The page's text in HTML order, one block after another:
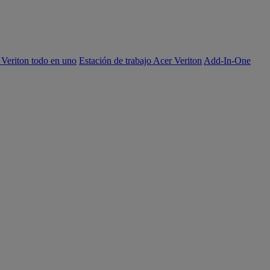
todo en uno Estación de trabajo Acer Veriton Add-In-One